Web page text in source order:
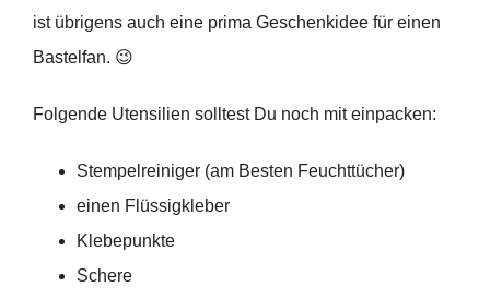
ist übrigens auch eine prima Geschenkidee für einen
Bastelfan. 😉
Folgende Utensilien solltest Du noch mit einpacken:
Stempelreiniger (am Besten Feuchttücher)
einen Flüssigkleber
Klebepunkte
Schere